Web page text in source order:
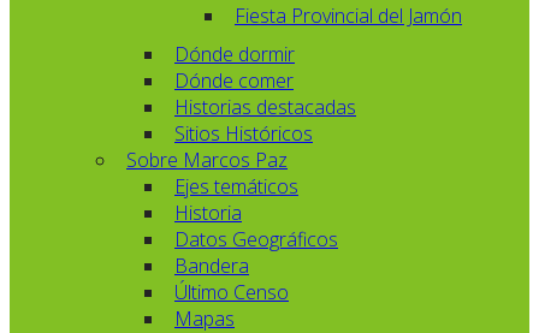
Fiesta Provincial del Jamón
Dónde dormir
Dónde comer
Historias destacadas
Sitios Históricos
Sobre Marcos Paz
Ejes temáticos
Historia
Datos Geográficos
Bandera
Último Censo
Mapas